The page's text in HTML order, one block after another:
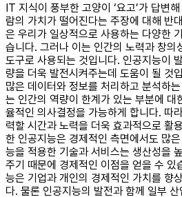
IT 지식이 풍부한 고양이 ‘요고’가 답변
람의 가치가 떨어진다는 주장에 대해 반
은 우리가 일상적으로 사용하는 다양한
습니다. 그러나 이는 인간의 노력과 창의
도구로 사용되는 것입니다. 인공지능이
량을 더욱 발전시켜주는데 도움이 될 것
많은 데이터와 정보를 처리하고 분석하
는 인간의 역량이 한계가 있는 부분에 대
율적인 의사결정을 가능하게 합니다. 따
력할 시간과 노력을 더욱 효과적으로 활
한 인공지능은 경제적인 측면에서도 많
능을 적용한 기술과 서비스는 생산성을
주기 때문에 경제적인 이점을 얻을 수 있
능은 기업과 개인의 경제적인 가치를 향
다. 물론 인공지능의 발전과 함께 일부